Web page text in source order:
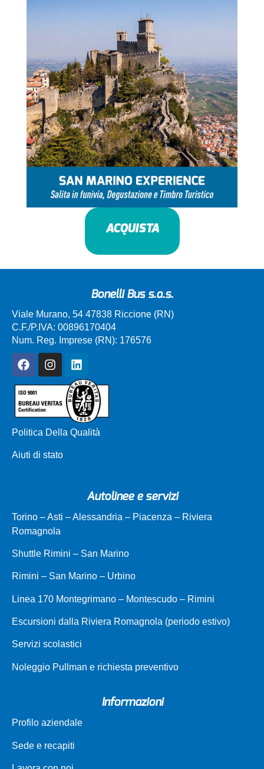
ACQUISTA
Bonelli Bus s.a.s.
Viale Murano, 54 47838 Riccione (RN)
C.F./P.IVA: 00896170404
Num. Reg. Imprese (RN): 176576
Politica Della Qualità
Aiuti di stato
Autolinee e servizi
Torino – Asti – Alessandria – Piacenza – Riviera
Romagnola
Shuttle Rimini – San Marino
Rimini – San Marino – Urbino
Linea 170 Montegrimano – Montescudo – Rimini
Escursioni dalla Riviera Romagnola (periodo estivo)
Servizi scolastici
Noleggio Pullman e richiesta preventivo
Informazioni
Profilo aziendale
Sede e recapiti